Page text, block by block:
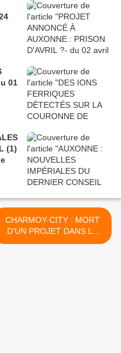
01
(1)
CHARMOY-CITY : MORT
D’UN PROJET DANS LA
RUE THIERS (4)- du 01